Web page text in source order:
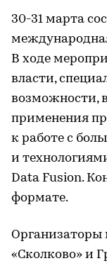
30-31 марта
В ходе
власти,
возможности,
применения
к работе с
и
Data Fusion.
формате.
«Сколково» и